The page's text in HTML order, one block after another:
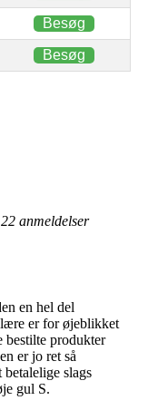
Besøg
Besøg
22 anmeldelser
en hel del
er for øjeblikket
bestilte produkter
er jo ret så
betalelige slags
gul S.